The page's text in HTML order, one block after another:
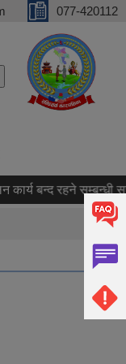
077-420112
बन्द रहने सम्बन्धी